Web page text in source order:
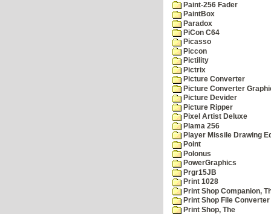
Paint-256 Fader
PaintBox
Paradox
PiCon C64
Picasso
Piccon
Pictility
Pictrix
Picture Converter
Picture Converter
Picture Devider
Picture Ripper
Pixel Artist Deluxe
Plama 256
Player Missile Drawing
Point
Polonus
PowerGraphics
Prgr15JB
Print 1028
Print Shop Companion,
Print Shop File Converter
Print Shop, The